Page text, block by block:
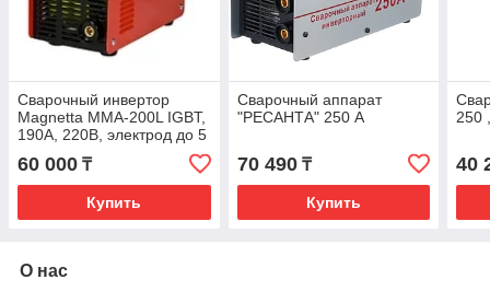
Сварочный инвертор
Magnetta MMA-200L IGBT,
190А, 220В, электрод до 5
60 000 ₸
Купить
Сварочный аппарат
"РЕСАНТА" 250 А
70 490₸
Купить
250
40
О нас